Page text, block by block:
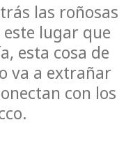
las roñosas
lugar que
esta cosa de
va a extrañar
con los